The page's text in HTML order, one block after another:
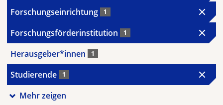
Forschungseinrichtung 1
Forschungsförderinstitution 1
Herausgeber*innen 1
Studierende 1
Mehr zeigen